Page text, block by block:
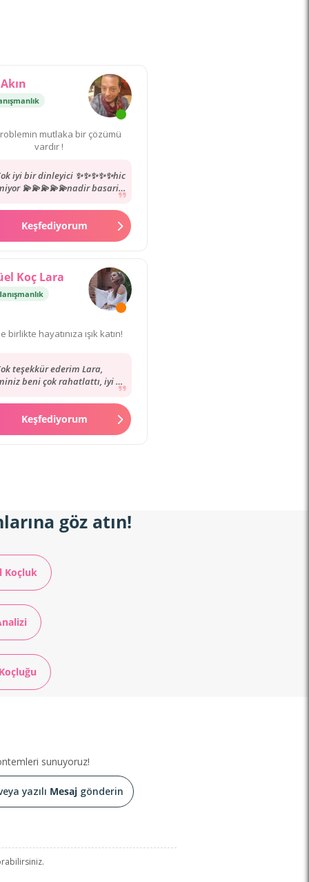
mutlaka bir çözümü
vardır !
iyi bir dinleyici ✨✨✨✨✨hic
💫💫💫💫💫nadir basarili
yol göstermesi karsi
tarafida anlamasi...
Keşfediyorum
Koç Lara
birlikte hayatınıza ışık katın!
teşekkür ederim Lara,
beni çok rahatlattı, iyi ki
hemen anlayan,...
Keşfediyorum
göz atın!
Koçluk
sunuyoruz!
yazılı Mesaj gönderin